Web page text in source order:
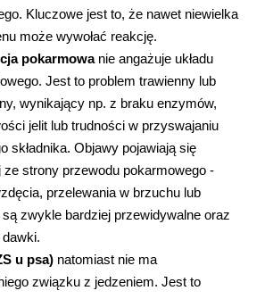
Kluczowe jest to, że nawet niewielka
może wywołać reakcję.
pokarmowa nie angażuje układu
Jest to problem trawienny lub
wynikający np. z braku enzymów,
jelit lub trudności w przyswajaniu
składnika. Objawy pojawiają się
ze strony przewodu pokarmowego -
przelewania w brzuchu lub
zwykle bardziej przewidywalne oraz
u psa) natomiast nie ma
związku z jedzeniem. Jest to